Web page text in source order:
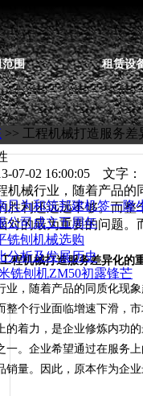
范围 租赁设
>> 工程机械打造服务差
07-02 16:00:05 文字：
机械行业，随着产品
胜利还远远不够。而
对的最为重要的问题
工程机械打造服务差异化的
业，随着产品的同质化现
个行业面临增速下滑，
的着力，是企业修炼内功
一。企业希望通过在服务
销量。因此，原本作为企
只为和筑邦建机签一隆
公司成立五周年
铣刨机械选购
分析及发展历史
铣刨机ZM50初露锋芒